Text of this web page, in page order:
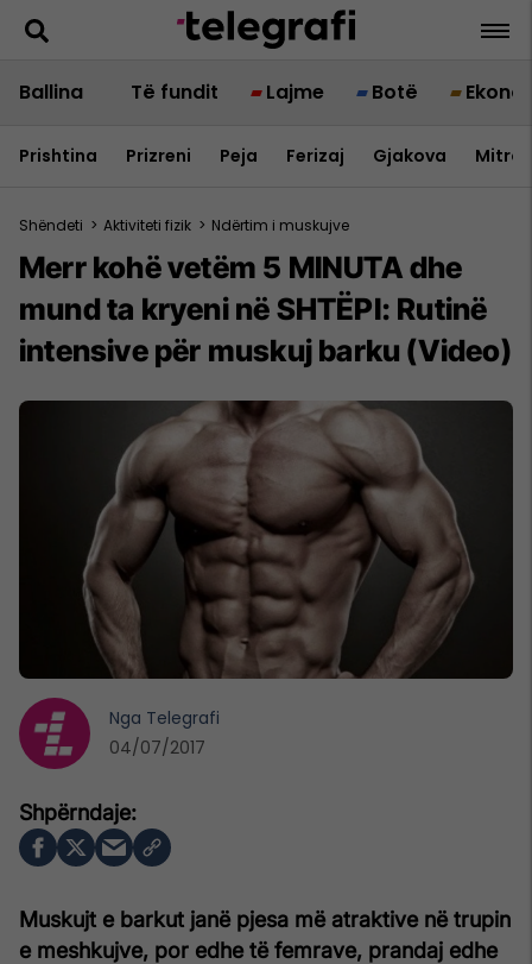
Ballina Të fundit Lajme Botë
Prishtina Prizreni Peja Ferizaj Gjakova
Shëndeti > Aktiviteti fizik > Ndërtim i muskujve
Merr kohë vetëm 5 MINUTA dhe
mund ta kryeni në SHTËPI: Rutinë
intensive për muskuj barku (Video)
Muskujt e barkut janë pjesa më atraktive në trupin
e meshkujve, por edhe të femrave, prandaj edhe
Nga Telegrafi
04/07/2017